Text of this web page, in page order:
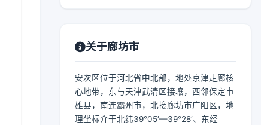
关于廊坊市
安次区位于河北省中北部，地处京津走廊核
心地带，东与天津武清区接壤，西邻保定市
雄县，南连霸州市，北接廊坊市广阳区，地
理坐标介于北纬39°05′—39°28′、东经